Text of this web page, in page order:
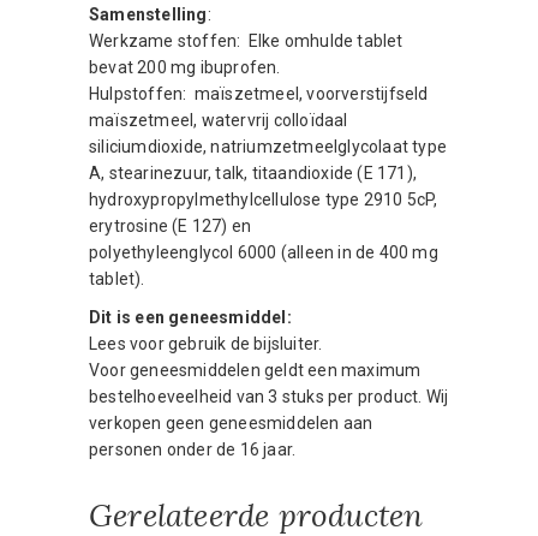
Samenstelling:
Werkzame stoffen: Elke omhulde tablet
bevat 200 mg ibuprofen.
Hulpstoffen: maïszetmeel, voorverstijfseld
maïszetmeel, watervrij colloïdaal
siliciumdioxide, natriumzetmeelglycolaat type
A, stearinezuur, talk, titaandioxide (E 171),
hydroxypropylmethylcellulose type 2910 5cP,
erytrosine (E 127) en
polyethyleenglycol 6000 (alleen in de 400 mg
tablet).
Dit is een geneesmiddel:
Lees voor gebruik de bijsluiter.
Voor geneesmiddelen geldt een maximum
bestelhoeveelheid van 3 stuks per product. Wij
verkopen geen geneesmiddelen aan
personen onder de 16 jaar.
Gerelateerde producten